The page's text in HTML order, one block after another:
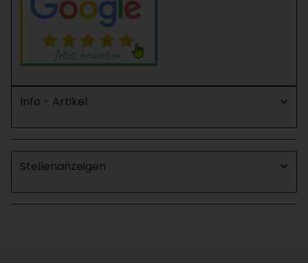
Info - Artikel
Stellenanzeigen